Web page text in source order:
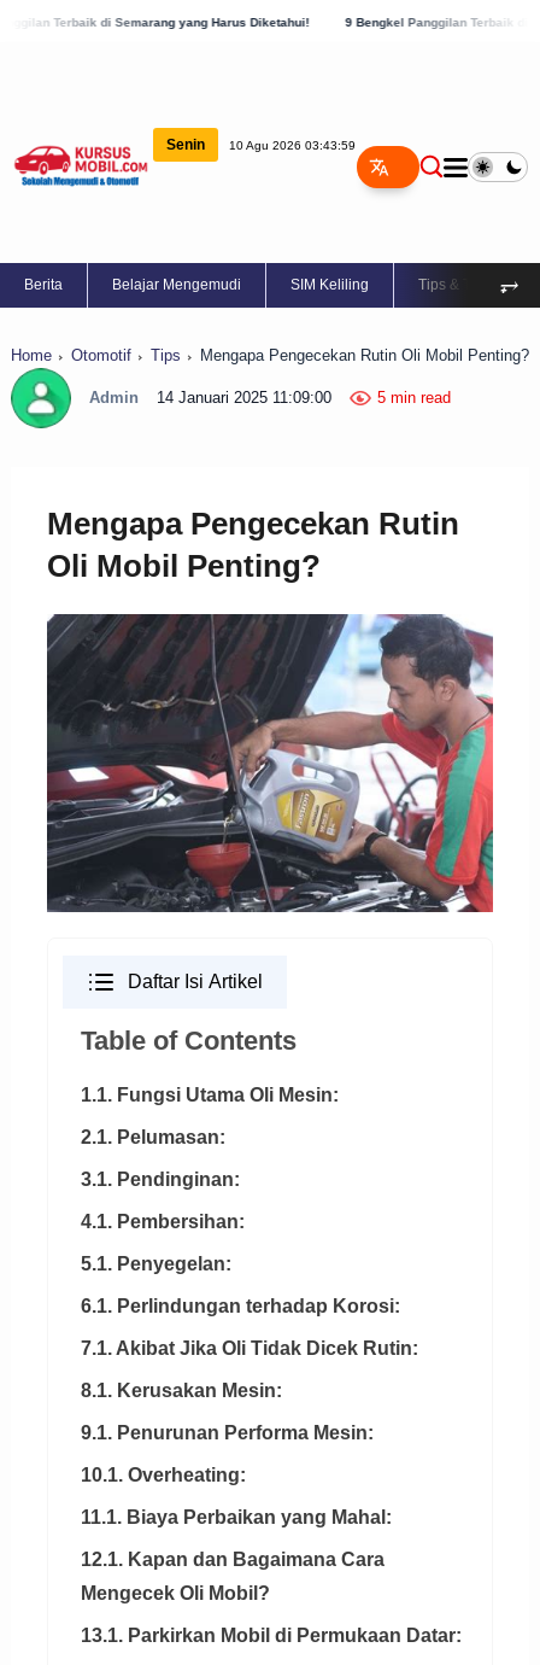
yang Harus Diketahui! 9 Bengkel Panggilan Terbaik di Kabupaten
Senin 10 Agu 2026 03:44:00
Berita Belajar Mengemudi SIM Keliling Tips & Trik ⥅
Home Otomotif Tips Mengapa Pengecekan Rutin Oli Mobil Penting?
Admin 14 Januari 2025 11:09:00 5 min read
Mengapa Pengecekan Rutin
Oli Mobil Penting?
Daftar Isi Artikel
Table of Contents
1.1. Fungsi Utama Oli Mesin:
2.1. Pelumasan:
3.1. Pendinginan:
4.1. Pembersihan:
5.1. Penyegelan:
6.1. Perlindungan terhadap Korosi:
7.1. Akibat Jika Oli Tidak Dicek Rutin:
8.1. Kerusakan Mesin:
9.1. Penurunan Performa Mesin:
10.1. Overheating:
11.1. Biaya Perbaikan yang Mahal:
12.1. Kapan dan Bagaimana Cara
Mengecek Oli Mobil?
13.1. Parkirkan Mobil di Permukaan Datar: